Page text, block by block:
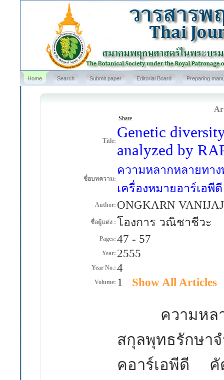
Home Search Submit paper Editorial Board Preparing
Share
Title: Genetic
analyzed by
ชื่อบทความ:
ความหลากหลายทา
เครื่องหมายอาร์เอพีดี
Author: ONGKARN
ชื่อผู้แต่ง : โองการ วณิชาชีวะ
Pages: 47 - 57
Year: 2555
Year No.: 4
Volume: 1 Show All Articles
ความหลาก
สกุลพุทธรักษ
คอาร์เอพีดี คั